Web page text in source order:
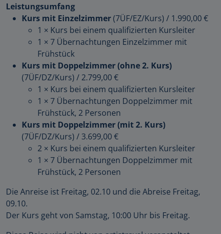
Leistungsumfang
Kurs mit Einzelzimmer(7ÜF/EZ/Kurs) / 1.990,00 €
1 × Kurs bei einem qualifizierten Kursleiter
1 × 7 Übernachtungen Einzelzimmer mit
Frühstück
Kurs mit Doppelzimmer (ohne 2. Kurs)
(7ÜF/DZ/Kurs) / 2.799,00 €
1 × Kurs bei einem qualifizierten Kursleiter
1 × 7 Übernachtungen Doppelzimmer mit
Frühstück, 2 Personen
Kurs mit Doppelzimmer (mit 2. Kurs)
(7ÜF/DZ/Kurs) /3.699,00 €
2 × Kurs bei einem qualifizierten Kursleiter
1 × 7 Übernachtungen Doppelzimmer mit
Frühstück, 2 Personen
Die Anreise ist Freitag, 02.10 und die Abreise Freitag,
09.10.
Der Kurs geht von Samstag, 10:00 Uhr bis Freitag.